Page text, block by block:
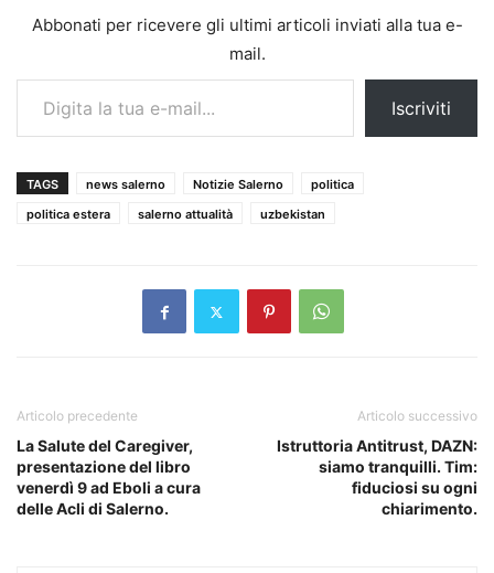
Abbonati per ricevere gli ultimi articoli inviati alla tua e-
mail.
Digita la tua e-mail...
Iscriviti
TAGS news salerno Notizie Salerno
politica
politica estera
salerno attualità uzbekistan
Articolo precedente
La Salute del Caregiver,
presentazione del libro
venerdì 9 ad Eboli a cura
delle Acli di Salerno.
Articolo successivo
Istruttoria Antitrust, DAZN:
siamo tranquilli. Tim:
fiduciosi su ogni
chiarimento.